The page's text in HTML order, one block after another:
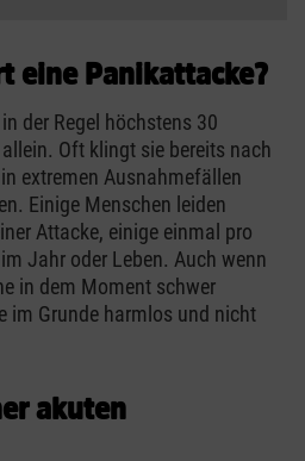
eine Panikattacke?
der Regel höchstens 30
Oft klingt sie bereits nach
extremen Ausnahmefällen
Einige Menschen leiden
Attacke, einige einmal pro
Jahr oder Leben. Auch wenn
in dem Moment schwer
im Grunde harmlos und nicht
akuten